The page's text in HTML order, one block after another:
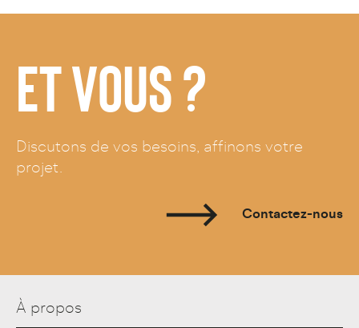
ET VOUS ?
Discutons de vos besoins, affinons votre
projet.
Contactez-nous
À propos